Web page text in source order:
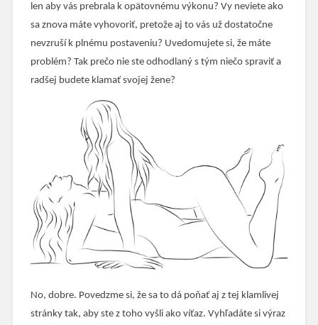
len aby vás prebrala k opätovnému výkonu? Vy neviete ako
sa znova máte vyhovoriť, pretože aj to vás už dostatočne
nevzruší k plnému postaveniu? Uvedomujete si, že máte
problém? Tak prečo nie ste odhodlaný s tým niečo spraviť a
radšej budete klamať svojej žene?
No, dobre. Povedzme si, že sa to dá poňať aj z tej klamlivej
stránky tak, aby ste z toho vyšli ako víťaz. Vyhľadáte si výraz